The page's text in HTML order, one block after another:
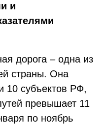
и
дорога – одна из
страны. Она
10 субъектов РФ,
превышает 11
по ноябрь